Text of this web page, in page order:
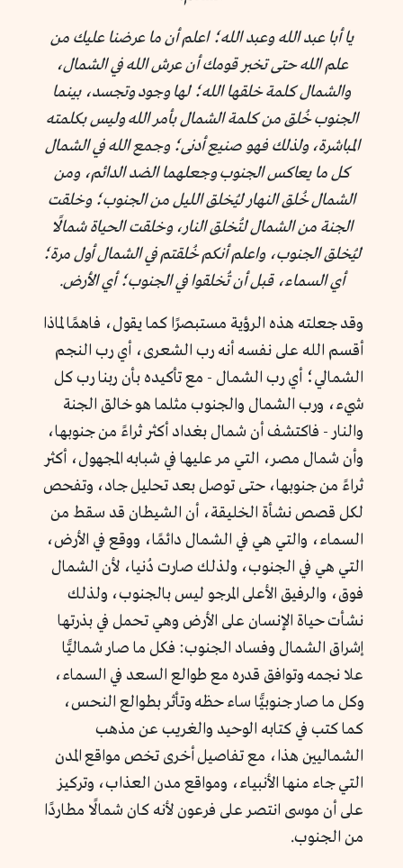
يا أبا عبد الله وعبد الله؛ اعلم أن ما عرضنا عليك من
علم الله حتى تخبر قومك أن عرش الله في الشمال،
والشمال كلمة خلقها الله؛ لها وجود وتجسد، بينما
الجنوب خُلق من كلمة الشمال بأمر الله وليس بكلمته
المباشرة، ولذلك فهو صنيع أدنى؛ وجمع الله في الشمال
كل ما يعاكس الجنوب وجعلهما الضد الدائم، ومن
الشمال خُلق النهار ليُخلق الليل من الجنوب؛ وخلقت
الجنة من الشمال لتُخلق النار، وخلقت الحياة شمالًا
ليُخلق الجنوب، واعلم أنكم خُلقتم في الشمال أول مرة؛
أي السماء، قبل أن تُخلقوا في الجنوب؛ أي الأرض.
وقد جعلته هذه الرؤية مستبصرًا كما يقول، فاهمًا لماذا
أقسم الله على نفسه أنه رب الشعرى، أي رب النجم
الشمالي؛ أي رب الشمال - مع تأكيده بأن ربنا رب كل
شيء، ورب الشمال والجنوب مثلما هو خالق الجنة
والنار - فاكتشف أن شمال بغداد أكثر ثراءً من جنوبها،
وأن شمال مصر، التي مر عليها في شبابه المجهول، أكثر
ثراءً من جنوبها، حتى توصل بعد تحليل جاد، وتفحص
لكل قصص نشأة الخليقة، أن الشيطان قد سقط من
السماء، والتي هي في الشمال دائمًا، ووقع في الأرض،
التي هي في الجنوب، ولذلك صارت دُنيا، لأن الشمال
فوق، والرفيق الأعلى المرجو ليس بالجنوب، ولذلك
نشأت حياة الإنسان على الأرض وهي تحمل في بذرتها
إشراق الشمال وفساد الجنوب: فكل ما صار شماليًّا
علا نجمه وتوافق قدره مع طوالع السعد في السماء،
وكل ما صار جنوبيًّا ساء حظه وتأثر بطوالع النحس،
كما كتب في كتابه الوحيد والغريب عن مذهب
الشماليين هذا، مع تفاصيل أخرى تخص مواقع المدن
التي جاء منها الأنبياء، ومواقع مدن العذاب، وتركيز
على أن موسى انتصر على فرعون لأنه كان شمالًا مطاردًا
من الجنوب.